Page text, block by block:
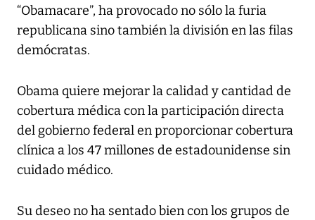
“Obamacare”, ha provocado no sólo la furia
republicana sino también la división en las filas
demócratas.
Obama quiere mejorar la calidad y cantidad de
cobertura médica con la participación directa
del gobierno federal en proporcionar cobertura
clínica a los 47 millones de estadounidense sin
cuidado médico.
Su deseo no ha sentado bien con los grupos de